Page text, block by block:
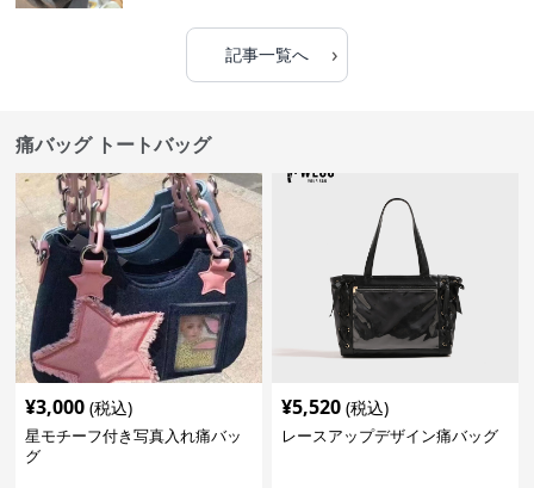
記事一覧へ ›
痛バッグ トートバッグ
¥3,000 (税込)
星モチーフ付き写真入れ痛バッ
グ
¥5,520 (税込)
レースアップデザイン痛バッグ